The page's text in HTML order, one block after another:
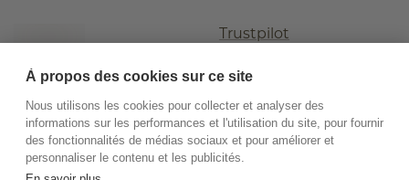
Trustpilot
À propos des cookies sur ce site
Nous utilisons les cookies pour collecter et analyser des
informations sur les performances et l'utilisation du site, pour fournir
des fonctionnalités de médias sociaux et pour améliorer et
personnaliser le contenu et les publicités.